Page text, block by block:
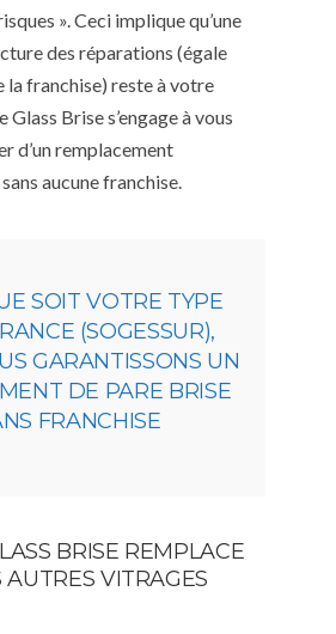
». Ceci implique qu’une
des réparations (égale
la franchise) reste à votre
Glass Brise s’engage à vous
d’un remplacement
aucune franchise.
SOIT VOTRE TYPE
(SOGESSUR),
GARANTISSONS UN
DE PARE BRISE
FRANCHISE
BRISE REMPLACE
AUTRES VITRAGES